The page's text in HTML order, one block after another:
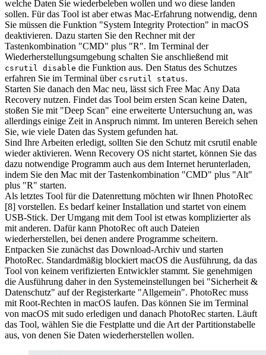
welche Daten Sie wiederbeleben wollen und wo diese landen
sollen. Für das Tool ist aber etwas Mac-Erfahrung notwendig, denn
Sie müssen die Funktion "System Integrity Protection" in macOS
deaktivieren. Dazu starten Sie den Rechner mit der
Tastenkombination "CMD" plus "R". Im Terminal der
Wiederherstellungsumgebung schalten Sie anschließend mit
csrutil disable die Funktion aus. Den Status des Schutzes
erfahren Sie im Terminal über csrutil status.
Starten Sie danach den Mac neu, lässt sich Free Mac Any Data
Recovery nutzen. Findet das Tool beim ersten Scan keine Daten,
stoßen Sie mit "Deep Scan" eine erweiterte Untersuchung an, was
allerdings einige Zeit in Anspruch nimmt. Im unteren Bereich sehen
Sie, wie viele Daten das System gefunden hat.
Sind Ihre Arbeiten erledigt, sollten Sie den Schutz mit csrutil enable
wieder aktivieren. Wenn Recovery OS nicht startet, können Sie das
dazu notwendige Programm auch aus dem Internet herunterladen,
indem Sie den Mac mit der Tastenkombination "CMD" plus "Alt"
plus "R" starten.
Als letztes Tool für die Datenrettung möchten wir Ihnen PhotoRec
[8] vorstellen. Es bedarf keiner Installation und startet von einem
USB-Stick. Der Umgang mit dem Tool ist etwas komplizierter als
mit anderen. Dafür kann PhotoRec oft auch Dateien
wiederherstellen, bei denen andere Programme scheitern.
Entpacken Sie zunächst das Download-Archiv und starten
PhotoRec. Standardmäßig blockiert macOS die Ausführung, da das
Tool von keinem verifizierten Entwickler stammt. Sie genehmigen
die Ausführung daher in den Systemeinstellungen bei "Sicherheit &
Datenschutz" auf der Registerkarte "Allgemein". PhotoRec muss
mit Root-Rechten in macOS laufen. Das können Sie im Terminal
von macOS mit sudo erledigen und danach PhotoRec starten. Läuft
das Tool, wählen Sie die Festplatte und die Art der Partitionstabelle
aus, von denen Sie Daten wiederherstellen wollen.